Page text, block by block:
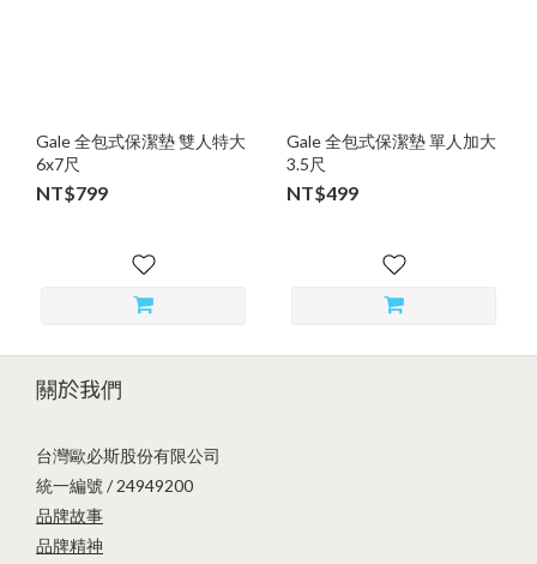
Gale 全包式保潔墊 雙人特大
6x7尺
NT$799
Gale 全包式保潔墊 單人加大
3.5尺
NT$499
關於我們
台灣歐必斯股份有限公司
統一編號 / 24949200
品牌故事
品牌精神